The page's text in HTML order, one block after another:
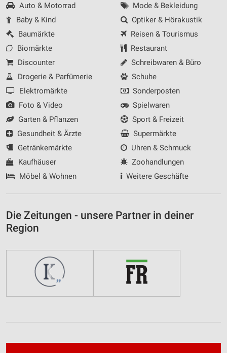
Auto & Motorrad
Baby & Kind
Baumärkte
Biomärkte
Discounter
Drogerie & Parfümerie
Elektromärkte
Foto & Video
Garten & Pflanzen
Gesundheit & Ärzte
Getränkemärkte
Kaufhäuser
Möbel & Wohnen
Mode & Bekleidung
Optiker & Hörakustik
Reisen & Tourismus
Restaurant
Schreibwaren & Büro
Schuhe
Sonderposten
Spielwaren
Sport & Freizeit
Supermärkte
Uhren & Schmuck
Zoohandlungen
Weitere Geschäfte
Die Zeitungen - unsere Partner in deiner
Region